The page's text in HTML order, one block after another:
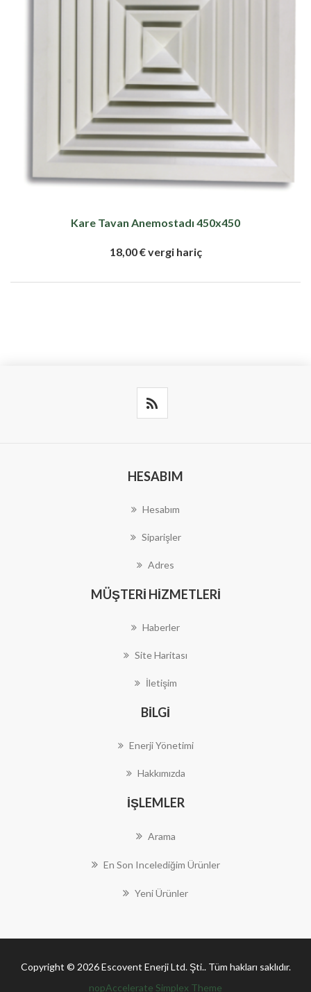
Kare Tavan Anemostadı 450x450
18,00 € vergi hariç
HESABIM
Hesabım
Siparişler
Adres
MÜŞTERI HIZMETLERI
Haberler
Site Haritası
İletişim
BILGI
Enerji Yönetimi
Hakkımızda
İŞLEMLER
Arama
En Son Incelediğim Ürünler
Yeni Ürünler
Copyright © 2026 Escovent Enerji Ltd. Şti.. Tüm hakları saklıdır.
nopAccelerate Simplex Theme